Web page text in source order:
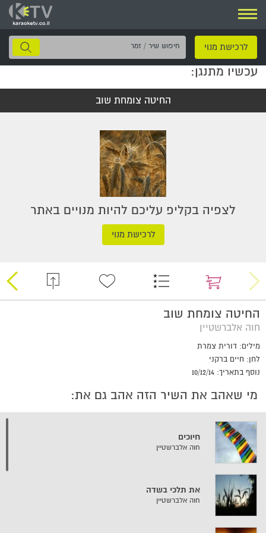
ניווט
לרכישת מנוי
חיפוש
שיר
עכשיו מתנגן:
החיטה צומחת שוב
לצפיה בקליפ עליכם להיות מנויים באתר
לרכישת מנוי
החיטה צומחת שוב
חוה אלברשטיין
מילים: דורית צמרת
לחן: חיים ברקני
נוסף בתאריך: 10/12/14
מי שאהב את השיר הזה אהב גם את:
חיוכים
חוה אלברשטיין
את תלכי בשדה
חוה אלברשטיין